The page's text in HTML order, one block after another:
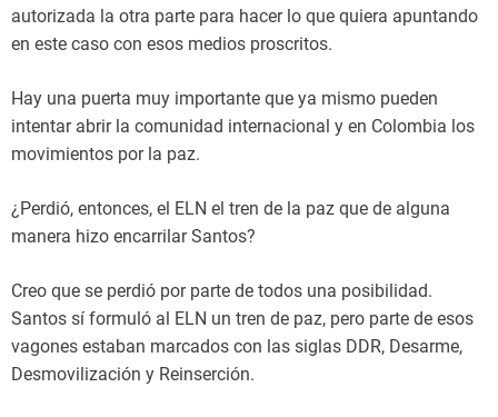
autorizada la otra parte para hacer lo que quiera apuntando
en este caso con esos medios proscritos.
Hay una puerta muy importante que ya mismo pueden
intentar abrir la comunidad internacional y en Colombia los
movimientos por la paz.
¿Perdió, entonces, el ELN el tren de la paz que de alguna
manera hizo encarrilar Santos?
Creo que se perdió por parte de todos una posibilidad.
Santos sí formuló al ELN un tren de paz, pero parte de esos
vagones estaban marcados con las siglas DDR, Desarme,
Desmovilización y Reinserción.